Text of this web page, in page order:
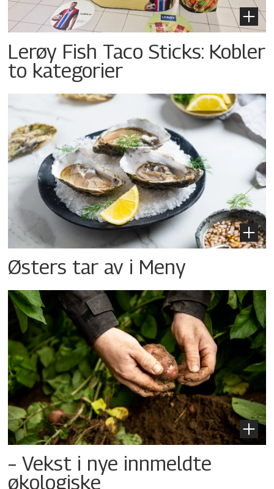
Lerøy Fish Taco Sticks: Kobler
to kategorier
Østers tar av i Meny
– Vekst i nye innmeldte
økologiske